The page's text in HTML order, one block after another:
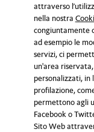
attraverso
nella nostra
congiuntamente
ad esempio le
servizi, ci
un'area
personalizzati, in
profilazione,
permettono agli
Facebook o
Sito Web